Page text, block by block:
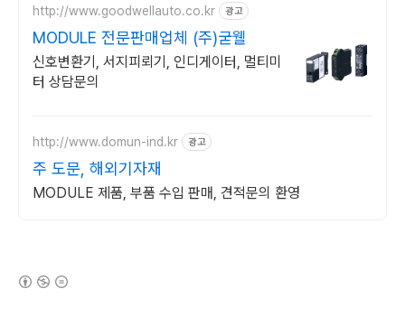
http://www.goodwellauto.co.kr 광고
MODULE 전문판매업체 (주)굳웰
신호변환기, 서지피뢰기, 인디게이터, 멀티미
터 상담문의
http://www.domun-ind.kr 광고
주 도문, 해외기자재
MODULE 제품, 부품 수입 판매, 견적문의 환영